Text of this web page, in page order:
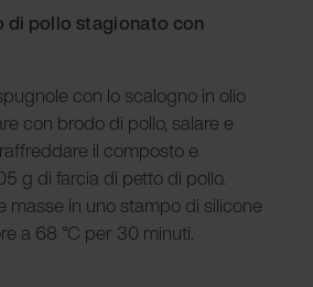
di pollo stagionato con
con lo scalogno in olio
con brodo di pollo, salare e
il composto e
g di farcia di petto di pollo.
masse in uno stampo di silicone
a 68 °C per 30 minuti.